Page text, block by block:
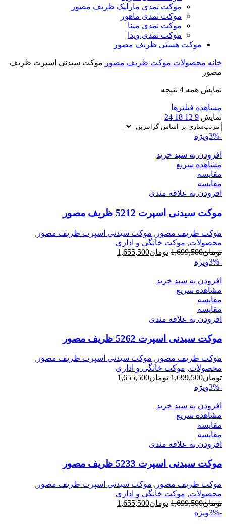
موکت نمدی مارلیک ظریف مصور
موکت نمدی ماهور
موکت نمدی مینا
موکت نمدی ویدا
موکت هستی ظریف مصور
خانه محصولات موکت ظریف مصور موکت سیدنی اسپرت ظریف
مصور
نمایش همه 4 نتیجه
زیاد
مشاهده فیلترها
نمایش 9
12
18
24
-3% ویژه
افزودن به سبد خرید
مشاهده سریع
مقایسه
مقایسه
افزودن به علاقه مندی
موکت سیدنی اسپرت 5212 ظریف مصور
موکت ظریف مصور , موکت سیدنی اسپرت ظریف مصور ,
محصولات, موکت خانگی و اداری
تومان1,699,500 قیمت
بود.
تومان1,655,500
-3% ویژه
افزودن به سبد خرید
مشاهده سریع
مقایسه
مقایسه
افزودن به علاقه مندی
موکت سیدنی اسپرت 5262 ظریف مصور
موکت ظریف مصور , موکت سیدنی اسپرت ظریف مصور ,
محصولات, موکت خانگی و اداری
تومان1,699,500 قیمت
بود.
تومان1,655,500
-3% ویژه
افزودن به سبد خرید
مشاهده سریع
مقایسه
مقایسه
افزودن به علاقه مندی
موکت سیدنی اسپرت 5233 ظریف مصور
موکت ظریف مصور , موکت سیدنی اسپرت ظریف مصور ,
محصولات, موکت خانگی و اداری
تومان1,699,500 قیمت
تومان1,655,500
-3% ویژه